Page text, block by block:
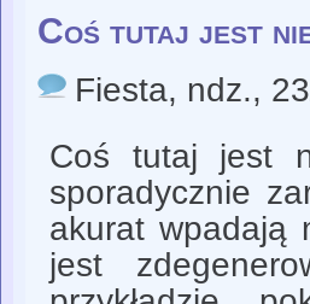
Coś tutaj jest
Fiesta, ndz.,
Coś tutaj jest
sporadycznie
akurat wpadają
jest